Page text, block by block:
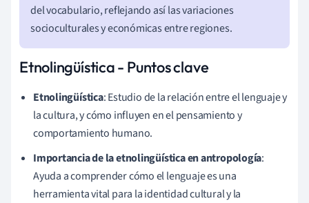
del vocabulario, reflejando así las variaciones
socioculturales y económicas entre regiones.
Etnolingüística - Puntos clave
Etnolingüística: Estudio de la relación entre el lenguaje y
la cultura, y cómo influyen en el pensamiento y
comportamiento humano.
Importancia de la etnolingüística en antropología:
Ayuda a comprender cómo el lenguaje es una
herramienta vital para la identidad cultural y la